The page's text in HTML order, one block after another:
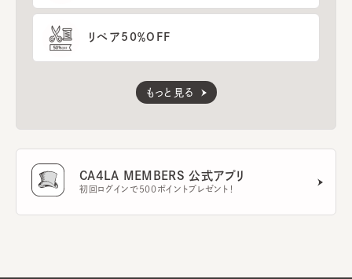
リペア50％OFF
もっと見る
CA4LA MEMBERS 公式アプリ
初回ログインで500ポイントプレゼント！